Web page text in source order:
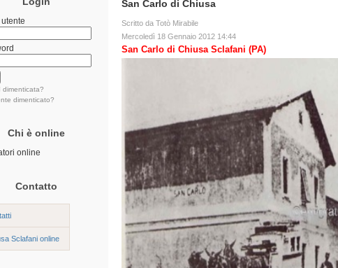
dimenticata?
dimenticato?
Chi è online
online
Contatto
Sclafani online
San Carlo di Chiusa
Scritto da Totò Mirabile
Mercoledì 18 Gennaio 2012 14:44
San Carlo di Chiusa Sclafani (PA)